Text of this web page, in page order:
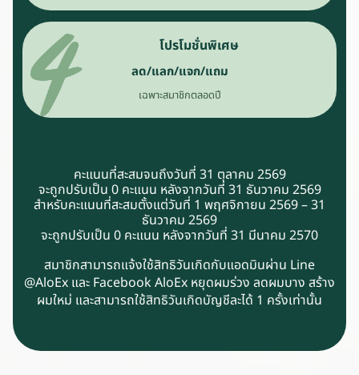
โปรโมชั่นพิเศษ
ลด/แลก/แจก/แถม
เฉพาะสมาชิกตลอดปี
คะแนนที่สะสมจนถึงวันที่ 31 ตุลาคม 2569
จะถูกปรับเป็น 0 คะแนน หลังจากวันที่ 31 ธันวาคม 2569
สำหรับคะแนนที่สะสมตั้งแต่วันที่ 1 พฤศจิกายน 2569 – 31
ธันวาคม 2569
จะถูกปรับเป็น 0 คะแนน หลังจากวันที่ 31 มีนาคม 2570
สมาชิกสามารถแจ้งใช้สิทธิวันเกิดกับแอดมินผ่าน Line
@AloEx และ Facebook AloEx หยุดผมร่วง ลดผมบาง สร้าง
ผมใหม่ และสามารถใช้สิทธิวันเกิดบัญชีละได้ 1 ครั้งเท่านั้น